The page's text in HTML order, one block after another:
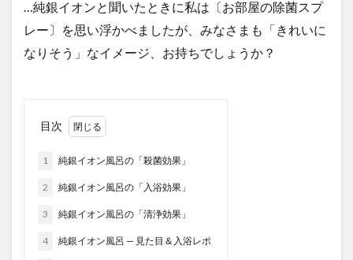
…純銀イオンと聞いたときに私は〔お部屋の除菌スプ
レー〕を思い浮かべましたが、みなさまも「きれいに
なりそう」なイメージ、お持ちでしょうか？
目次
1 純銀イオン風呂の「殺菌効果」
2 純銀イオン風呂の「入浴効果」
3 純銀イオン風呂の「清浄効果」
4 純銀イオン風呂 — 見た目＆入浴レポ